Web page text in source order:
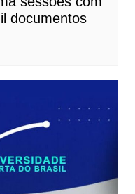
documentos